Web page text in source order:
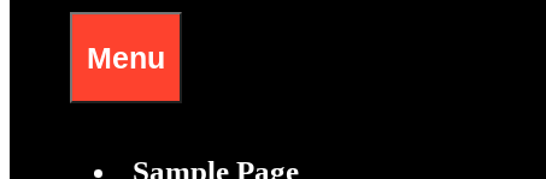
Menu
Sample Page